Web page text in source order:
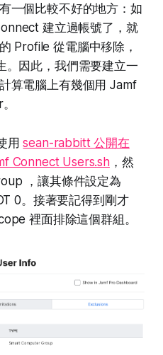
一個比較不好的地方：如
建立過帳號了，就
Profile 從電腦中移除，
。因此，我們需要建立一
算電腦上有幾個用 Jamf
用sean-rabbitt 公開在
Connect Users.sh，然
，讓其條件設定為
0。接著要記得到剛才
裡面排除這個群組。